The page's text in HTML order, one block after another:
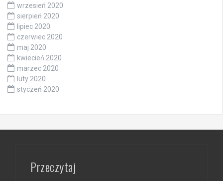
wrzesień 2020
sierpień 2020
lipiec 2020
czerwiec 2020
maj 2020
kwiecień 2020
marzec 2020
luty 2020
styczeń 2020
Przeczytaj